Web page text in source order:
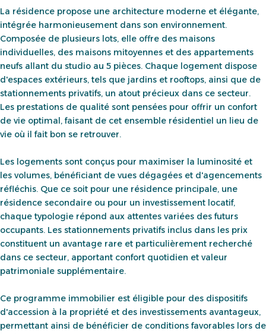
La résidence propose une architecture moderne et élégante,
intégrée harmonieusement dans son environnement.
Composée de plusieurs lots, elle offre des maisons
individuelles, des maisons mitoyennes et des appartements
neufs allant du studio au 5 pièces. Chaque logement dispose
d'espaces extérieurs, tels que jardins et rooftops, ainsi que de
stationnements privatifs, un atout précieux dans ce secteur.
Les prestations de qualité sont pensées pour offrir un confort
de vie optimal, faisant de cet ensemble résidentiel un lieu de
vie où il fait bon se retrouver.
Les logements sont conçus pour maximiser la luminosité et
les volumes, bénéficiant de vues dégagées et d'agencements
réfléchis. Que ce soit pour une résidence principale, une
résidence secondaire ou pour un investissement locatif,
chaque typologie répond aux attentes variées des futurs
occupants. Les stationnements privatifs inclus dans les prix
constituent un avantage rare et particulièrement recherché
dans ce secteur, apportant confort quotidien et valeur
patrimoniale supplémentaire.
Ce programme immobilier est éligible pour des dispositifs
d'accession à la propriété et des investissements avantageux,
permettant ainsi de bénéficier de conditions favorables lors de